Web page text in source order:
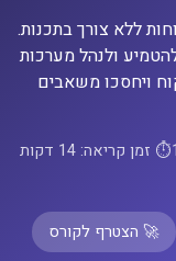
ללא צורך בתכנות.
ולנהל מערכות
ויחסכו משאבים
⏱️ זמן קריאה: 14 דקות
🚀 הצטרף לקורס